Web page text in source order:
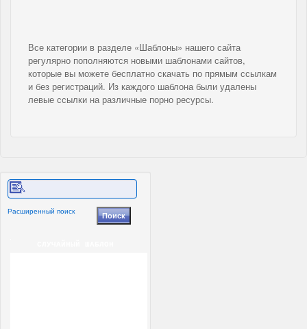
Все категории в разделе «Шаблоны» нашего сайта
регулярно пополняются новыми шаблонами сайтов,
которые вы можете бесплатно скачать по прямым ссылкам
и без регистраций. Из каждого шаблона были удалены
левые ссылки на различные порно ресурсы.
Расширенный поиск